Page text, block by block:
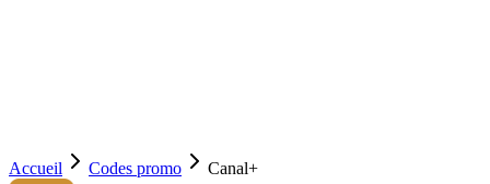
Accueil Codes promo Canal+